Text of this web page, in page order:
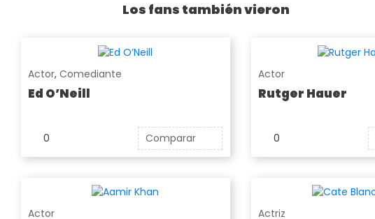
Los fans también vieron
Actor, Comediante
Ed O’Neill
0 Comparar
Actor
Rutger Hauer
0
Actor Actriz